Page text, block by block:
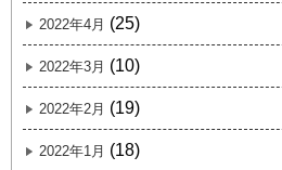
2022年4月 (25)
2022年3月 (10)
2022年2月 (19)
2022年1月 (18)